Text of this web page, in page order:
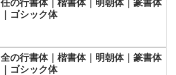
任の行書体｜楷書体｜明朝体｜篆書体
｜ゴシック体
全の行書体｜楷書体｜明朝体｜篆書体
｜ゴシック体